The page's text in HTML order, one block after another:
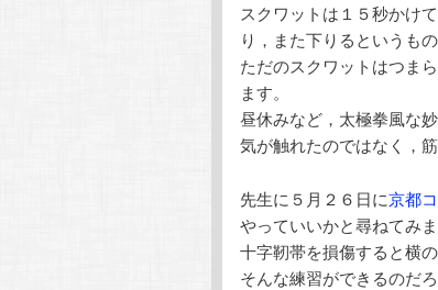
スクワットは１５秒かけ
り，また下りるというも
ただのスクワットはつま
ます。
昼休みなど，太極拳風な
気が触れたのではなく，
先生に５月２６日に京都
やっていいかと尋ねてみま
十字靭帯を損傷すると横
そんな練習ができるのだ